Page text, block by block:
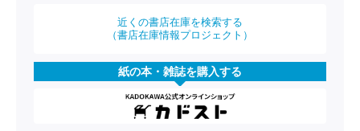
近くの書店在庫を検索する
（書店在庫情報プロジェクト）
紙の本・雑誌を購入する